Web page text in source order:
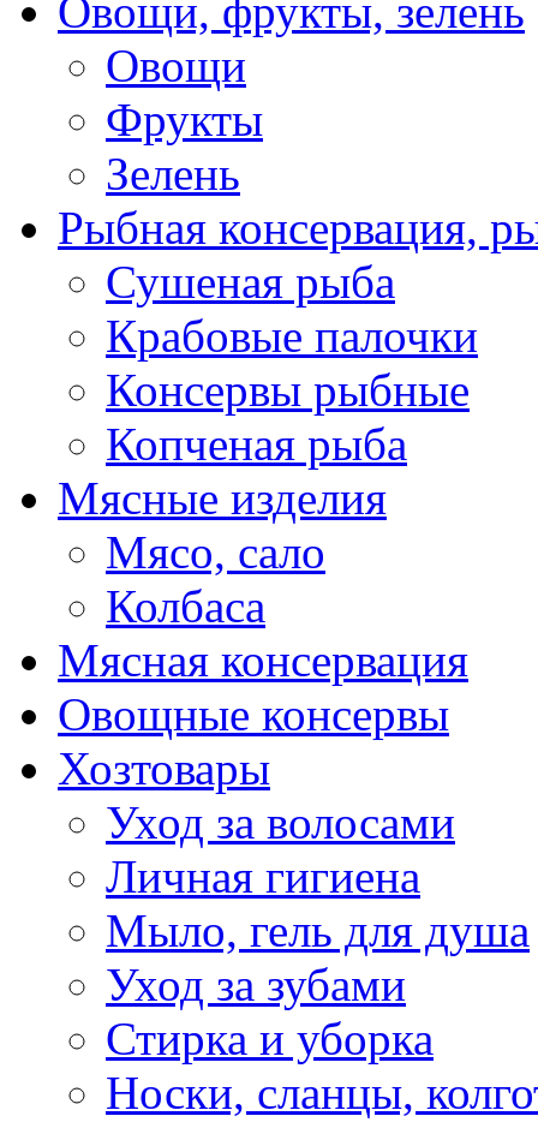
Овощи, фрукты, зелень
Овощи
Фрукты
Зелень
Рыбная консервация,
Сушеная рыба
Крабовые палочки
Консервы рыбные
Копченая рыба
Мясные изделия
Мясо, сало
Колбаса
Мясная консервация
Овощные консервы
Хозтовары
Уход за волосами
Личная гигиена
Мыло, гель для душа
Уход за зубами
Стирка и уборка
Носки, сланцы,